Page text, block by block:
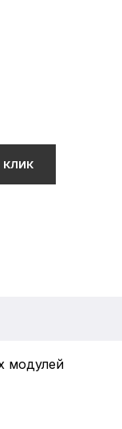
КЛИК
модулей